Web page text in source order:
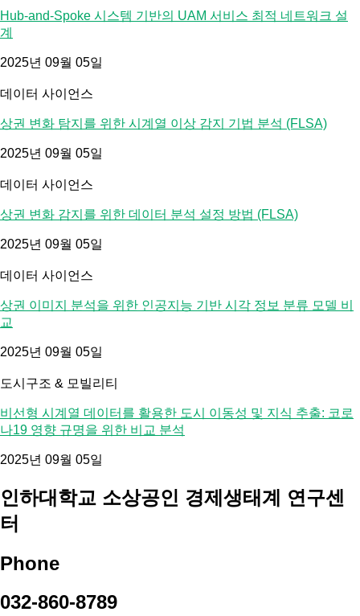
Hub-and-Spoke 시스템 기반의 UAM 서비스 최적 네트워크 설
계
2025년 09월 05일
데이터 사이언스
상권 변화 탐지를 위한 시계열 이상 감지 기법 분석 (FLSA)
2025년 09월 05일
데이터 사이언스
상권 변화 감지를 위한 데이터 분석 설정 방법 (FLSA)
2025년 09월 05일
데이터 사이언스
상권 이미지 분석을 위한 인공지능 기반 시각 정보 분류 모델 비
교
2025년 09월 05일
도시구조 & 모빌리티
비선형 시계열 데이터를 활용한 도시 이동성 및 지식 추출: 코로
나19 영향 규명을 위한 비교 분석
2025년 09월 05일
인하대학교 소상공인 경제생태계 연구센
터
Phone
032-860-8789